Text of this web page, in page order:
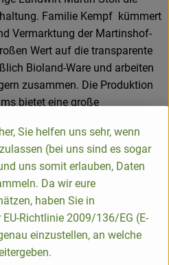
Familie Kempf kümmert
Vermarktung der Martinshof-
Wert auf die transparente
Bioland-Ware und arbeiten
zusammen. Die Produktion
bietet eine große
betreiben sie auf dem
die Bioland-Metzgerei, die
"Biobus" , den
, sowie 2 Verkaufsstellen.
"Martinshof
Saarbrücken und ein
in St. Wendel. Die
in vielen
Sie helfen uns sehr, wenn
(bei uns sind es sogar
uns somit erlauben, Daten
Da wir eure
haben Sie in
Richtlinie 2009/136/EG (E-
einzustellen, an welche